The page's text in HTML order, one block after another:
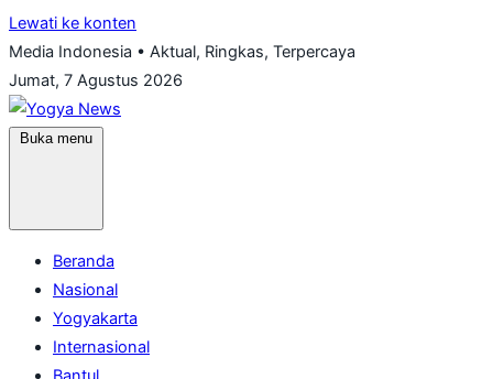
Lewati ke konten
Media Indonesia • Aktual, Ringkas, Terpercaya
Jumat, 7 Agustus 2026
Buka menu
Beranda
Nasional
Yogyakarta
Internasional